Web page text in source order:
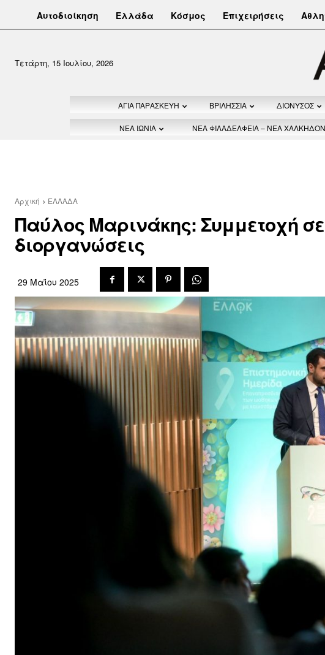
Αυτοδιοίκηση Ελλάδα Κόσμος Επιχειρήσεις
Τετάρτη, 15 Ιουλίου, 2026
ΑΓΙΑ ΠΑΡΑΣΚΕΥΗ ΒΡΙΛΗΣΣΙΑ ΔΙΟΝΥΣΟΣ
ΝΕΑ ΙΩΝΙΑ ΝΕΑ ΦΙΛΑΔΕΛΦΕΙΑ – ΝΕΑ
Αρχική ΕΛΛΑΔΑ
Παύλος Μαρινάκης: Συμμετοχή σε
διοργανώσεις
29 Μαΐου 2025